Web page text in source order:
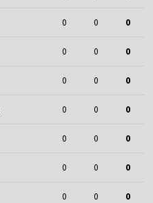
0 0 0
0 0 0
0 0 0
0 0 0
0 0 0
0 0 0
0 0 0